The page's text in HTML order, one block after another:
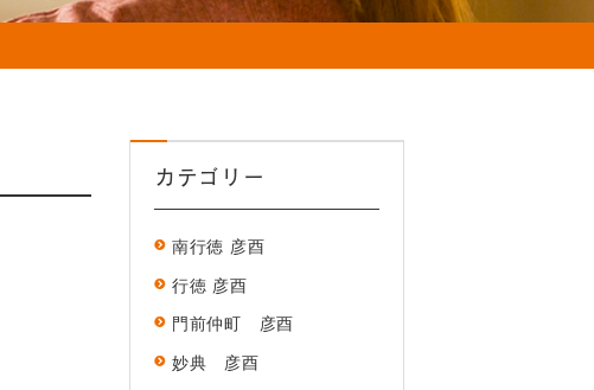
カテゴリー
南行徳 彦酉
行徳 彦酉
門前仲町 彦酉
妙典 彦酉